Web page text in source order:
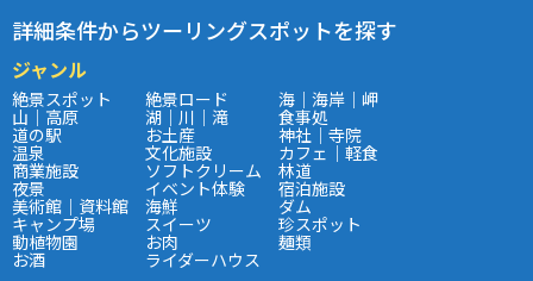
詳細条件からツーリングスポットを探す
ジャンル
絶景スポット 絶景ロード 海｜海岸｜岬
山｜高原 湖｜川｜滝 食事処
道の駅 お土産 神社｜寺院
温泉 文化施設 カフェ｜軽食
商業施設 ソフトクリーム 林道
夜景 イベント体験 宿泊施設
美術館｜資料館 海鮮 ダム
キャンプ場 スイーツ 珍スポット
動植物園 お肉 麺類
お酒 ライダーハウス